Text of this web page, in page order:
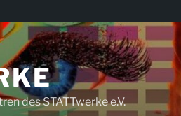
des STATTwerke e.V.